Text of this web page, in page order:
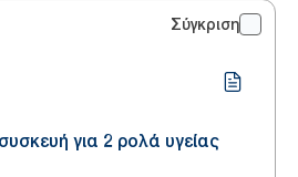
Σύγκριση
για 2 ρολά υγείας